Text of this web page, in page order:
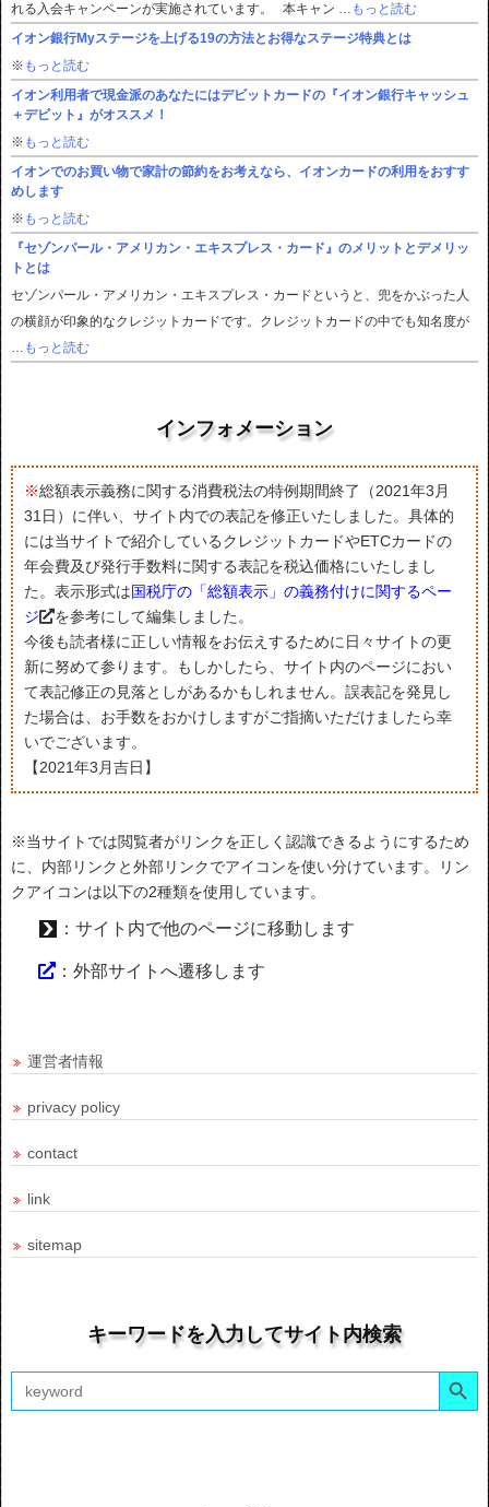
れる入会キャンペーンが実施されています。 本キャン …
もっと読む
イオン銀行Myステージを上げる19の方法とお得なステージ特典とは
※ もっと読む
イオン利用者で現金派のあなたにはデビットカードの『イオン銀行キャッシュ
＋デビット』がオススメ！
※ もっと読む
イオンでのお買い物で家計の節約をお考えなら、イオンカードの利用をおすす
めします
※ もっと読む
『セゾンパール・アメリカン・エキスプレス・カード』のメリットとデメリッ
トとは
セゾンパール・アメリカン・エキスプレス・カードというと、兜をかぶった人
の横顔が印象的なクレジットカードです。クレジットカードの中でも知名度が
もっと読む
インフォメーション
※総額表示義務に関する消費税法の特例期間終了（2021年3月
31日）に伴い、サイト内での表記を修正いたしました。具体的
には当サイトで紹介しているクレジットカードやETCカードの
年会費及び発行手数料に関する表記を税込価格にいたしまし
た。表示形式は国税庁の「総額表示」の義務付けに関するペー
ジ
を参考にして編集しました。
今後も読者様に正しい情報をお伝えするために日々サイトの更
新に努めて参ります。もしかしたら、サイト内のページにおい
て表記修正の見落としがあるかもしれません。誤表記を発見し
た場合は、お手数をおかけしますがご指摘いただけましたら幸
いでございます。
【2021年3月吉日】
※当サイトでは閲覧者がリンクを正しく認識できるようにするため
に、内部リンクと外部リンクでアイコンを使い分けています。リン
クアイコンは以下の2種類を使用しています。
：サイト内で他のページに移動します
：外部サイトへ遷移します
運営者情報
privacy policy
contact
link
sitemap
キーワードを入力してサイト内検索
Search
for:
Search Button